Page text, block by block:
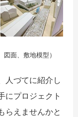
図面、敷地模型）
人づてに紹介し
にプロジェクト
らえませんかと